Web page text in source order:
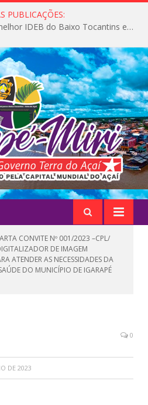
PUBLICAÇÕES:
Igarapé-Miri conquista o melhor IDEB do Baixo Tocantins e avança na qualidade da educação pública
CONVITE Nº 001/2023 –CPL/
DE IMAGEM
ATENDER AS NECESSIDADES DA
DO MUNICÍPIO DE IGARAPÉ
0
DE 2023